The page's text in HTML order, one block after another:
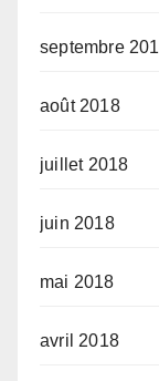
septembre
août 2018
juillet 2018
juin 2018
mai 2018
avril 2018